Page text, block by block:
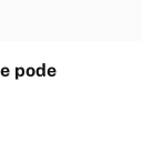
pode